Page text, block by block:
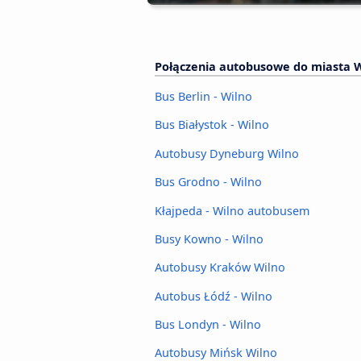
Połączenia autobusowe do miasta
Bus Berlin - Wilno
Bus Białystok - Wilno
Autobusy Dyneburg Wilno
Bus Grodno - Wilno
Kłajpeda - Wilno autobusem
Busy Kowno - Wilno
Autobusy Kraków Wilno
Autobus Łódź - Wilno
Bus Londyn - Wilno
Autobusy Mińsk Wilno